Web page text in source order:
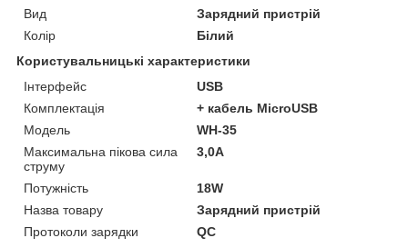
Вид
Зарядний пристрій
Колір
Білий
Користувальницькі характеристики
Інтерфейс
USB
Комплектація
+ кабель MicroUSB
Мoдель
WH-35
Максимальна пікова сила
струму
3,0A
Потужність
18W
Назва товару
Зарядний пристрій
Протоколи зарядки
QC